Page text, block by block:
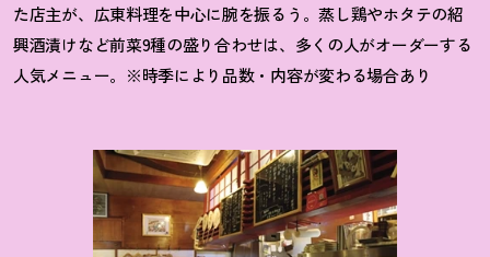
た店主が、広東料理を中心に腕を振るう。蒸し鶏やホタテの紹
興酒漬けなど前菜9種の盛り合わせは、多くの人がオーダーする
人気メニュー。※時季により品数・内容が変わる場合あり